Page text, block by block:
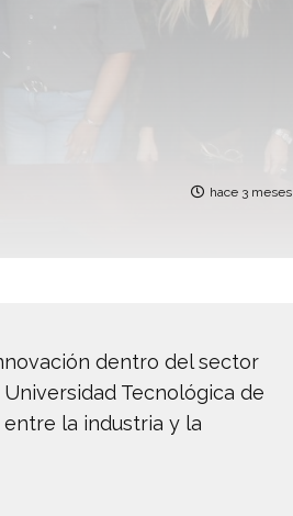
hace 3 meses
dentro del sector
Tecnológica de
la industria y la